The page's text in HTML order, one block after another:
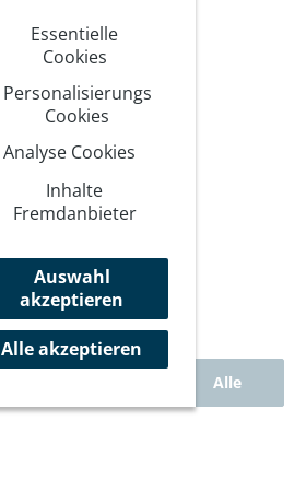
Wandern/Trekking
Rad
Alle
Essentielle
Cookies
Personalisierungs
Cookies
Analyse Cookies
Inhalte
Fremdanbieter
Auswahl
akzeptieren
Alle akzeptieren